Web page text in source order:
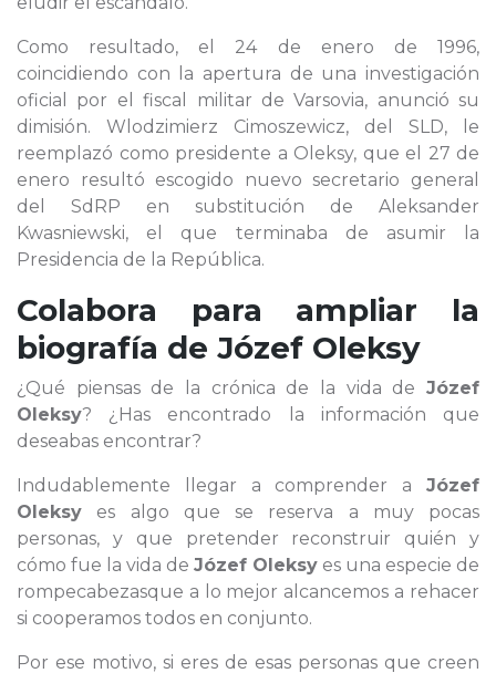
Como resultado, el 24 de enero de 1996,
coincidiendo con la apertura de una investigación
oficial por el fiscal militar de Varsovia, anunció su
dimisión. Wlodzimierz Cimoszewicz, del SLD, le
reemplazó como presidente a Oleksy, que el 27 de
enero resultó escogido nuevo secretario general
del SdRP en substitución de Aleksander
Kwasniewski, el que terminaba de asumir la
Presidencia de la República.
Colabora para ampliar la
biografía de Józef Oleksy
¿Qué piensas de la crónica de la vida de Józef
Oleksy? ¿Has encontrado la información que
deseabas encontrar?
Indudablemente llegar a comprender a Józef
Oleksy es algo que se reserva a muy pocas
personas, y que pretender reconstruir quién y
cómo fue la vida de Józef Oleksy es una especie de
rompecabezasque a lo mejor alcancemos a rehacer
si cooperamos todos en conjunto.
Por ese motivo, si eres de esas personas que creen